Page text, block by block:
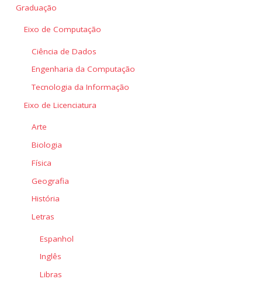
Graduação
Eixo de Computação
Ciência de Dados
Engenharia da Computação
Tecnologia da Informação
Eixo de Licenciatura
Arte
Biologia
Física
Geografia
História
Letras
Espanhol
Inglês
Libras